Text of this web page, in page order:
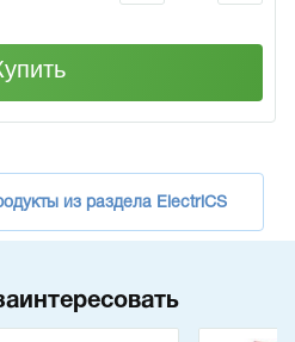
из раздела ElectriCS